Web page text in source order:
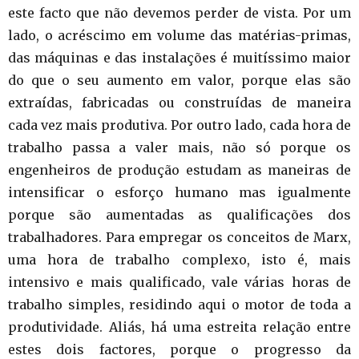
este facto que não devemos perder de vista. Por um
lado, o acréscimo em volume das matérias-primas,
das máquinas e das instalações é muitíssimo maior
do que o seu aumento em valor, porque elas são
extraídas, fabricadas ou construídas de maneira
cada vez mais produtiva. Por outro lado, cada hora de
trabalho passa a valer mais, não só porque os
engenheiros de produção estudam as maneiras de
intensificar o esforço humano mas igualmente
porque são aumentadas as qualificações dos
trabalhadores. Para empregar os conceitos de Marx,
uma hora de trabalho complexo, isto é, mais
intensivo e mais qualificado, vale várias horas de
trabalho simples, residindo aqui o motor de toda a
produtividade. Aliás, há uma estreita relação entre
estes dois factores, porque o progresso da